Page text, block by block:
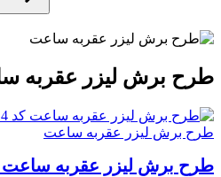
طرح برش لیزر عقربه
طرح برش لیزر عقربه ساعت
طرح برش لیزر عقربه ساعت